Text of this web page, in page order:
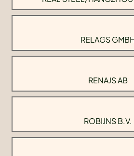
RELAGS
RENAJS AB
ROBIJNS B.V.